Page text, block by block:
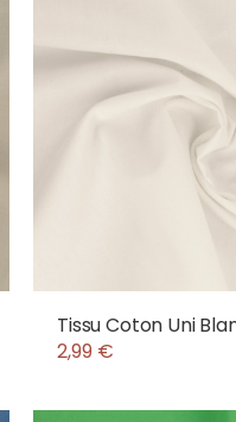
Tissu Coton Uni
2,99 €